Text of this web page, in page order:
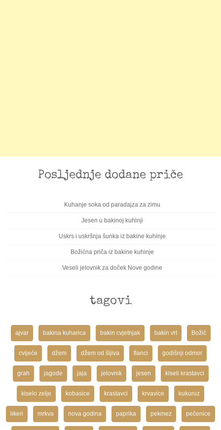
Posljednje dodane priče
Kuhanje soka od paradajza za zimu
Jesen u bakinoj kuhinji
Uskrs i uskršnja šunka iz bakine kuhinje
Božićna priča iz bakine kuhinje
Veseli jelovnik za doček Nove godine
tagovi
ajvar bakina kuharica bakin cvjetnjak bakin vrt Božić
cvijeće džem džem od šljiva flanci godišnji odmor
grah jagode jaja jelovnik jesen kiseli krastavci
kiselo zelje kobasice krastavci krvavice kukuruz
likeri mrkva nova godina paprika pekmez pečenice